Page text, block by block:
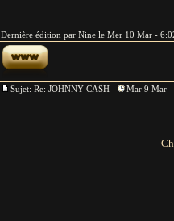
Dernière édition par Nine le Mer 10 Mar -
Sujet: Re: JOHNNY CASH Mar 9 Mar -